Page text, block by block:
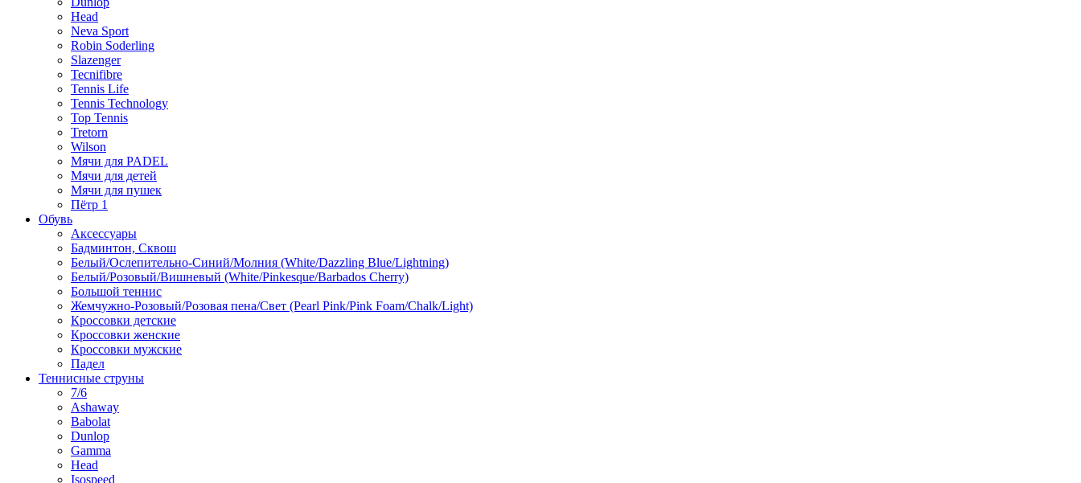
Head
Neva Sport
Robin Soderling
Slazenger
Tecnifibre
Tennis Life
Tennis Technology
Top Tennis
Tretorn
Wilson
Мячи для PADEL
Мячи для детей
Мячи для пушек
Пётр 1
Обувь
Аксессуары
Бадминтон, Сквош
Белый/Ослепительно-Синий/Молния (White/Dazzling Blue/Lightning)
Белый/Розовый/Вишневый (White/Pinkesque/Barbados Cherry)
Большой теннис
Жемчужно-Розовый/Розовая пена/Свет (Pearl Pink/Pink Foam/Chalk/Light)
Кроссовки детские
Кроссовки женские
Кроссовки мужские
Падел
Теннисные струны
7/6
Ashaway
Babolat
Dunlop
Gamma
Head
Isospeed